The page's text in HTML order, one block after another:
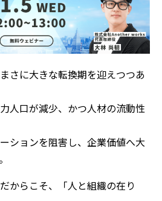
さに大きな転換期を迎えつつあ
人口が減少、かつ人材の流動性
ションを阻害し、企業価値へ大
からこそ、「人と組織の在り